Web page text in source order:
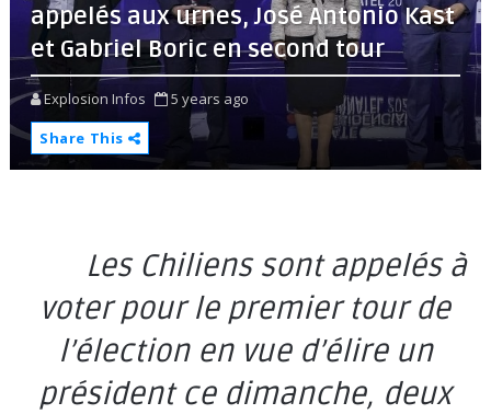
appelés aux urnes, José Antonio Kast
et Gabriel Boric en second tour
Explosion Infos
5 years ago
Share This
Les Chiliens sont appelés à
voter pour le premier tour de
l’élection en vue d’élire un
président ce dimanche, deux